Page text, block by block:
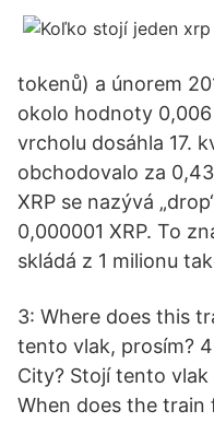
tokenů) a únorem
okolo hodnoty
vrcholu dosáhla 17.
obchodovalo za
XRP se nazývá
0,000001 XRP. To
skládá z 1 milionu
3: Where does this
tento vlak, prosím?
City? Stojí tento vlak
When does the train